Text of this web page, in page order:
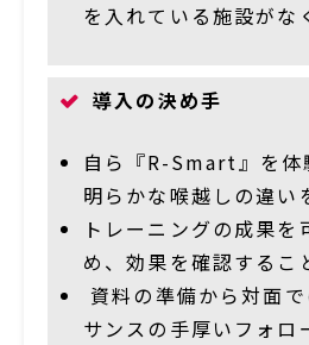
を入れている施設がな
導入の決め手
自ら『R-Smart』を体
明らかな喉越しの違い
トレーニングの成果を
め、効果を確認するこ
資料の準備から対面
サンスの手厚いフォロ